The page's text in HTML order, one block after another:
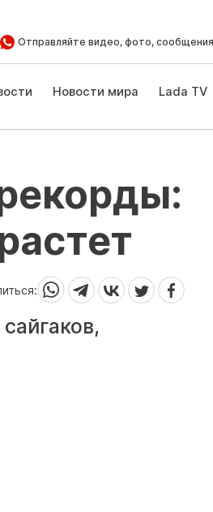
Отправляйте видео, фото,
Новости мира Lada TV